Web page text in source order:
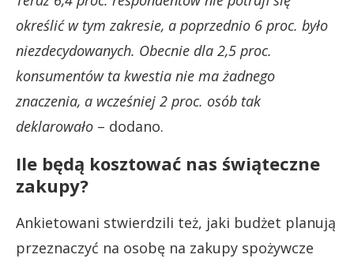
określić w tym zakresie, a poprzednio 6 proc. było
niezdecydowanych. Obecnie dla 2,5 proc.
konsumentów ta kwestia nie ma żadnego
znaczenia, a wcześniej 2 proc. osób tak
deklarowało – dodano.
Ile będą kosztować nas świąteczne
zakupy?
Ankietowani stwierdzili też, jaki budżet planują
przeznaczyć na osobę na zakupy spożywcze